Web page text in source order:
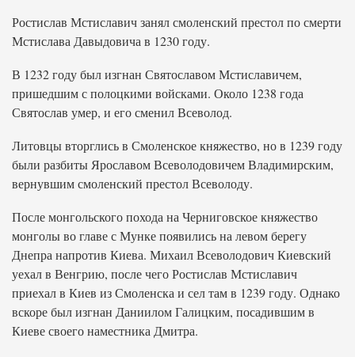
Ростислав Мстиславич занял смоленский престол по смерти
Мстислава Давыдовича в 1230 году.
В 1232 году был изгнан Святославом Мстиславичем,
пришедшим с полоцкими войсками. Около 1238 года
Святослав умер, и его сменил Всеволод.
Литовцы вторглись в Смоленское княжество, но в 1239 году
были разбиты Ярославом Всеволодовичем Владимирским,
вернувшим смоленский престол Всеволоду.
После монгольского похода на Черниговское княжество
монголы во главе с Мунке появились на левом берегу
Днепра напротив Киева. Михаил Всеволодович Киевский
уехал в Венгрию, после чего Ростислав Мстиславич
приехал в Киев из Смоленска и сел там в 1239 году. Однако
вскоре был изгнан Даниилом Галицким, посадившим в
Киеве своего наместника Дмитра.